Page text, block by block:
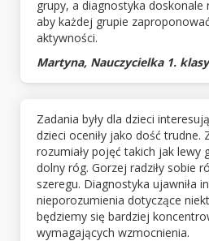
grupy, a diagnostyka
aby każdej grupie
aktywności.
Martyna, Nauczycielka 1. klasy
Zadania były dla dzieci
dzieci oceniły jako dość trudne.
rozumiały pojęć takich jak lewy
dolny róg. Gorzej radziły sobie
szeregu. Diagnostyka ujawniła
nieporozumienia dotyczące
będziemy się bardziej
wymagających wzmocnienia.